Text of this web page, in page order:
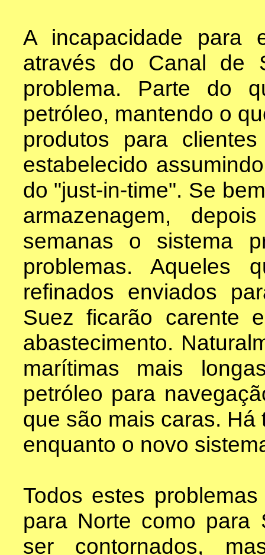
A incapacidade para
através do Canal de
problema. Parte do
petróleo, mantendo o
produtos para
estabelecido
do "just-in-time". Se
armazenagem,
semanas o sistema
problemas. Aqueles
refinados enviados
Suez ficarão carente
abastecimento.
marítimas mais
petróleo para
que são mais caras.
enquanto o novo
Todos estes
para Norte como para
ser contornados,